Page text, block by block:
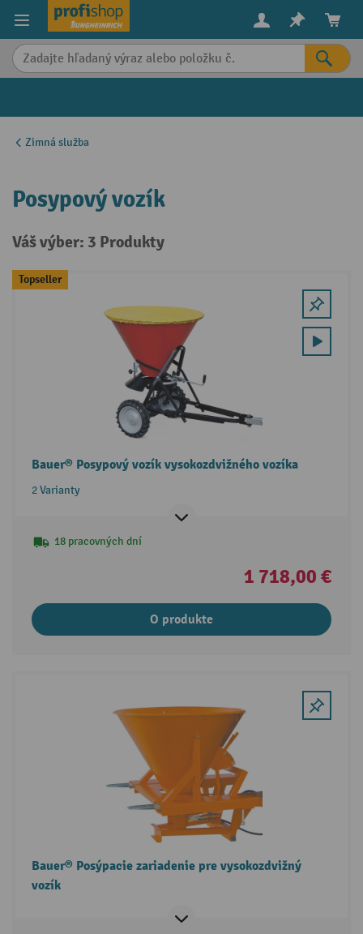
content
Zimná služba
Posypový vozík
Váš výber: 3 Produkty
Topseller
Bauer® Posypový vozík vysokozdvižného vozíka
2 Varianty
18 pracovných dní
1 718,00 €
O produkte
Bauer® Posýpacie zariadenie pre vysokozdvižný
vozík